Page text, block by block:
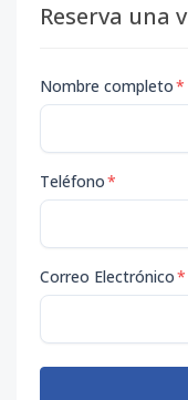
Reserva una
Nombre completo*
Teléfono*
Correo Electrónico*